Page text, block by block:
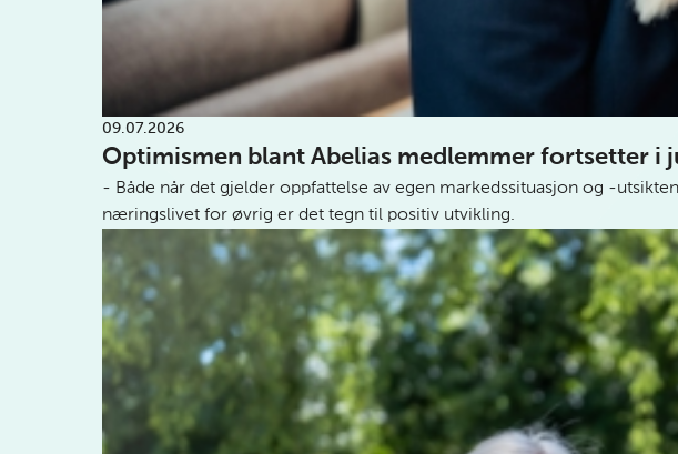
09.07.2026
Optimismen blant Abelias medlemmer fortsetter i
- Både når det gjelder oppfattelse av egen markedssituasjon og -
næringslivet for øvrig er det tegn til positiv utvikling.